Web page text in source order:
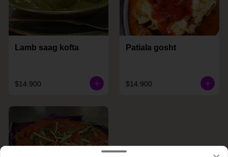
Lamb saag kofta
$14.900
Patiala gosht
$14.900